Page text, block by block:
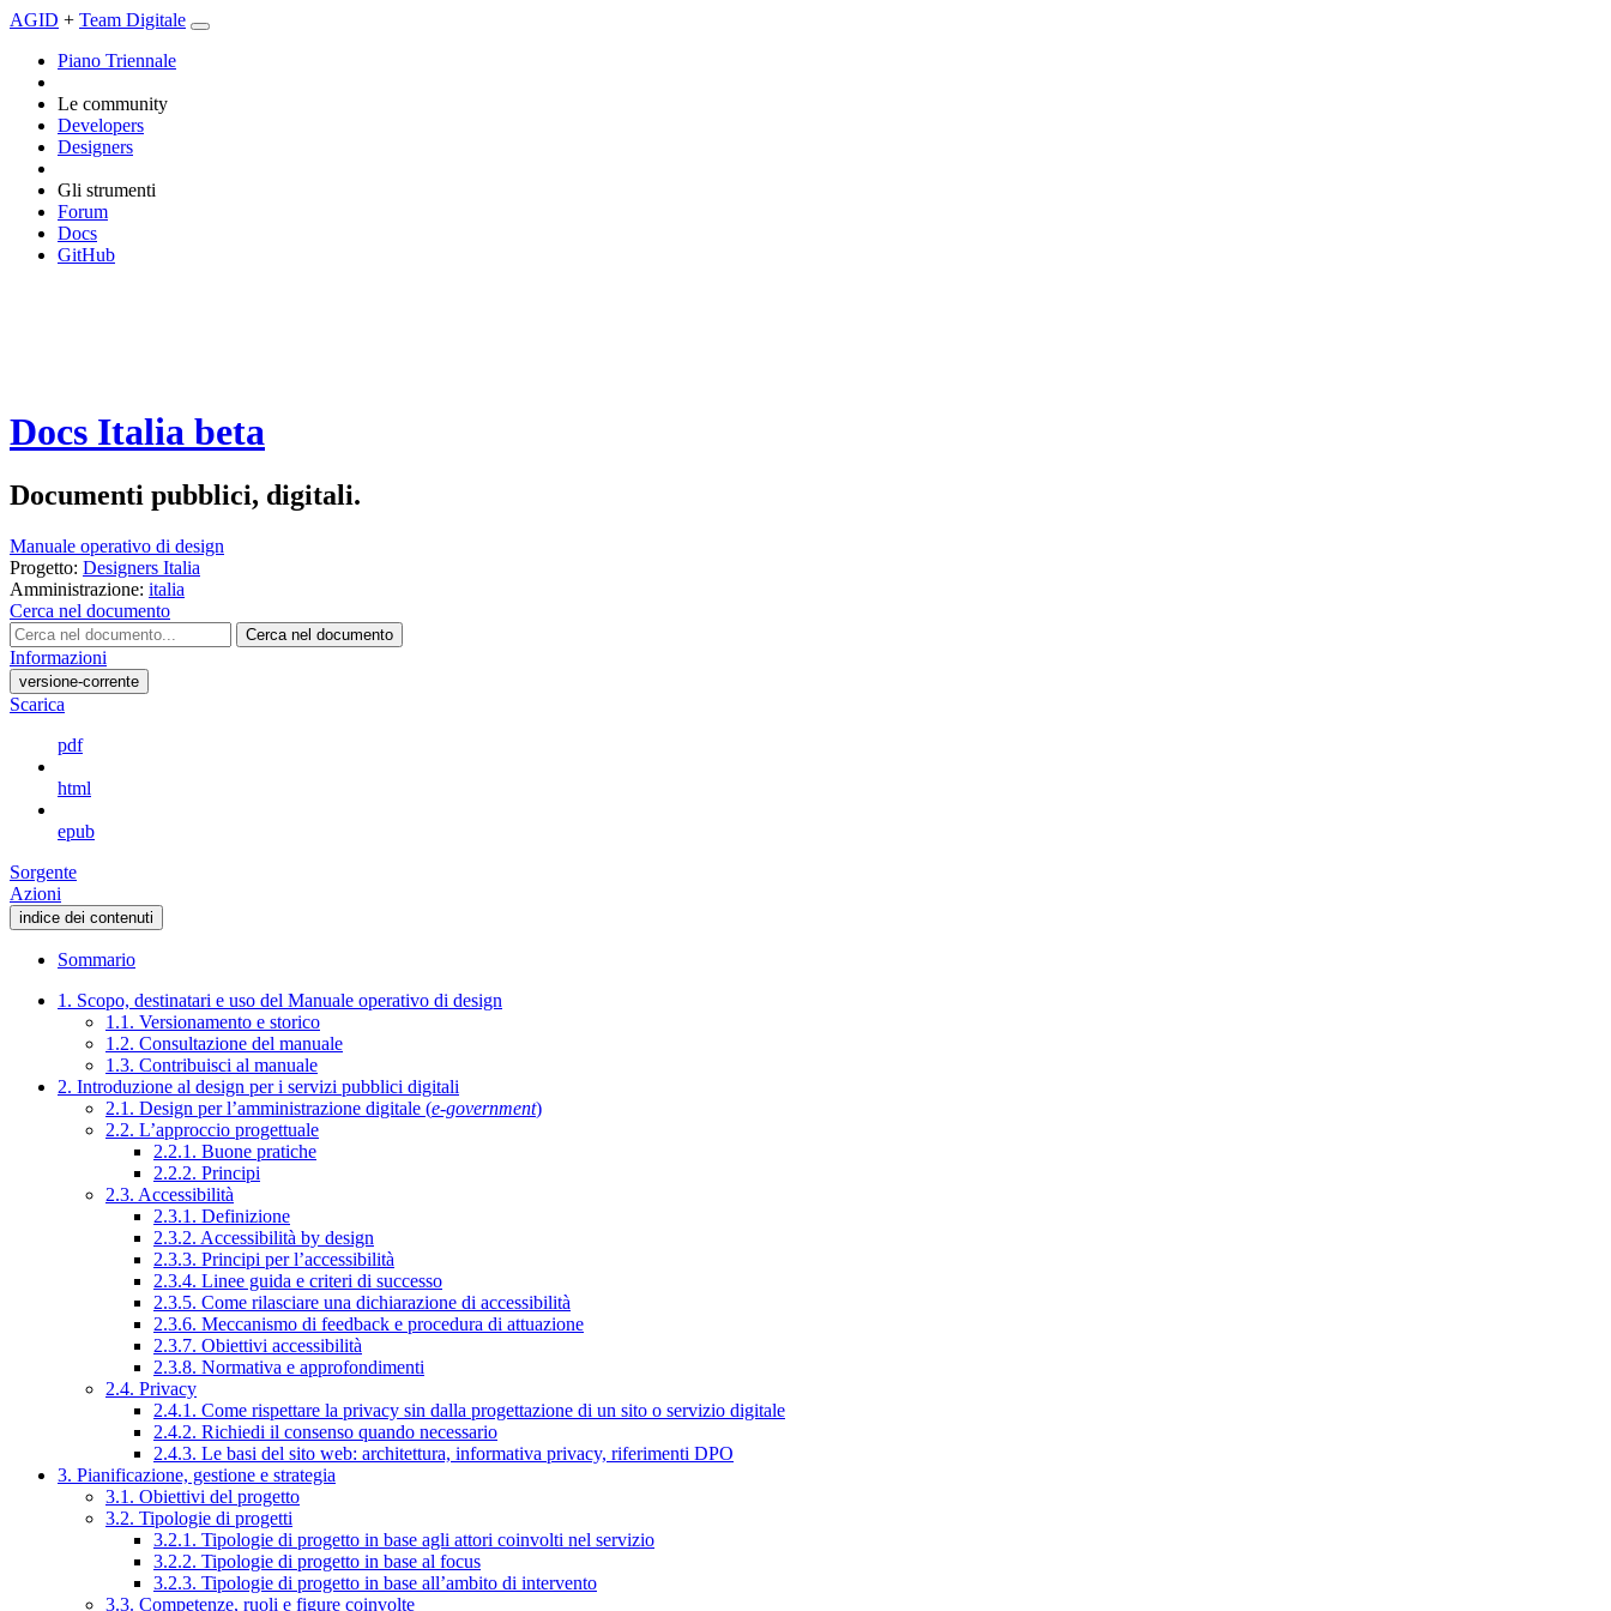
AGID + Team Digitale
Piano Triennale
Le community
Developers
Designers
Gli strumenti
Forum
Docs
GitHub
Docs Italia beta
Documenti pubblici, digitali.
Manuale operativo di design
Progetto: Designers Italia
Amministrazione: italia
Cerca nel documento
Cerca nel documento
Informazioni
versione-corrente
Scarica
pdf
html
epub
Sorgente
Azioni
indice dei contenuti
Sommario
1. Scopo, destinatari e uso del Manuale operativo di design
1.1. Versionamento e storico
1.2. Consultazione del manuale
1.3. Contribuisci al manuale
2. Introduzione al design per i servizi pubblici digitali
2.1. Design per l’amministrazione digitale (e-government)
2.2. L’approccio progettuale
2.2.1. Buone pratiche
2.2.2. Principi
2.3. Accessibilità
2.3.1. Definizione
2.3.2. Accessibilità by design
2.3.3. Principi per l’accessibilità
2.3.4. Linee guida e criteri di successo
2.3.5. Come rilasciare una dichiarazione di accessibilità
2.3.6. Meccanismo di feedback e procedura di attuazione
2.3.7. Obiettivi accessibilità
2.3.8. Normativa e approfondimenti
2.4. Privacy
2.4.1. Come rispettare la privacy sin dalla progettazione di un sito o servizio digitale
2.4.2. Richiedi il consenso quando necessario
2.4.3. Le basi del sito web: architettura, informativa privacy, riferimenti DPO
3. Pianificazione, gestione e strategia
3.1. Obiettivi del progetto
3.2. Tipologie di progetti
3.2.1. Tipologie di progetto in base agli attori coinvolti nel servizio
3.2.2. Tipologie di progetto in base al focus
3.2.3. Tipologie di progetto in base all’ambito di intervento
3.3. Competenze, ruoli e figure coinvolte